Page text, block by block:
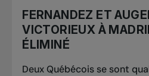
FERNANDEZ ET
VICTORIEUX À
ÉLIMINÉ
Deux Québécois se sont